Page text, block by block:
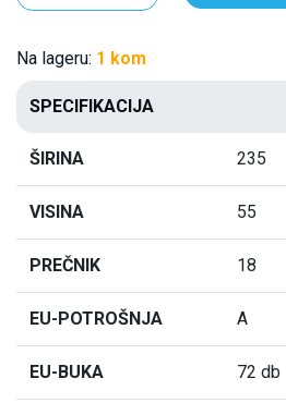
Na lageru: 1 kom
SPECIFIKACIJA
ŠIRINA 235
VISINA 55
PREČNIK 18
EU-POTROŠNJA A
EU-BUKA 72 db